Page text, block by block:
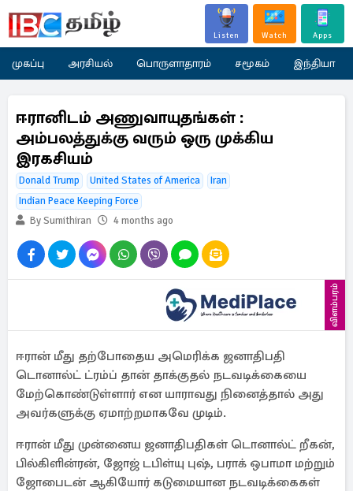
Listen Watch Apps
முகப்பு அரசியல் பொருளாதாரம் சமூகம் இந்தியா
ஈரானிடம் அணுவாயுதங்கள் :
அம்பலத்துக்கு வரும் ஒரு முக்கிய
இரகசியம்
Donald Trump United States of America
Iran
Indian Peace Keeping Force
By Sumithiran
4 months ago
விளம்பரம்
ஈரான் மீது தற்போதைய அமெரிக்க ஜனாதிபதி
டொனால்ட் ட்ரம்ப் தான் தாக்குதல் நடவடிக்கையை
மேற்கொண்டுள்ளார் என யாராவது நினைத்தால் அது
அவர்களுக்கு ஏமாற்றமாகவே முடிம்.
ஈரான் மீது முன்னைய ஜனாதிபதிகள் டொனால்ட் றீகன்,
பில்கிளின்ரன், ஜோஜ் டபிள்யு புஷ், பராக் ஒபாமா மற்றும்
ஜோபைடன் ஆகியோர் கடுமையான நடவடிக்கைகள்